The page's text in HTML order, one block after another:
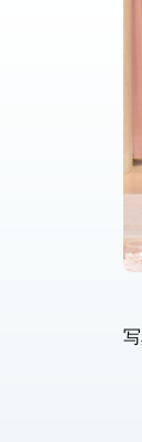
Major
Taiwan